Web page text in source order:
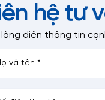
hệ tư
lòng điền thông tin